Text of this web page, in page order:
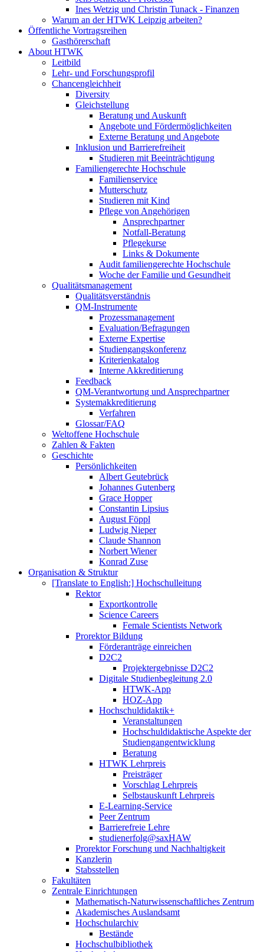
Ines Wetzig und Christin Tunack - Finanzen
Warum an der HTWK Leipzig arbeiten?
Öffentliche Vortragsreihen
Gasthörerschaft
About HTWK
Leitbild
Lehr- und Forschungsprofil
Chancengleichheit
Diversity
Gleichstellung
Beratung und Auskunft
Angebote und Fördermöglichkeiten
Externe Beratung und Angebote
Inklusion und Barrierefreiheit
Studieren mit Beeinträchtigung
Familiengerechte Hochschule
Familienservice
Mutterschutz
Studieren mit Kind
Pflege von Angehörigen
Ansprechpartner
Notfall-Beratung
Pflegekurse
Links & Dokumente
Audit familiengerechte Hochschule
Woche der Familie und Gesundheit
Qualitätsmanagement
Qualitätsverständnis
QM-Instrumente
Prozessmanagement
Evaluation/Befragungen
Externe Expertise
Studiengangskonferenz
Kriterienkatalog
Interne Akkreditierung
Feedback
QM-Verantwortung und Ansprechpartner
Systemakkreditierung
Verfahren
Glossar/FAQ
Weltoffene Hochschule
Zahlen & Fakten
Geschichte
Persönlichkeiten
Albert Geutebrück
Johannes Gutenberg
Grace Hopper
Constantin Lipsius
August Föppl
Ludwig Nieper
Claude Shannon
Norbert Wiener
Konrad Zuse
Organisation & Struktur
[Translate to English:] Hochschulleitung
Rektor
Exportkontrolle
Science Careers
Female Scientists Network
Prorektor Bildung
Förderanträge einreichen
D2C2
Projektergebnisse D2C2
Digitale Studienbegleitung 2.0
HTWK-App
HOZ-App
Hochschuldidaktik+
Veranstaltungen
Hochschuldidaktische Aspekte der
Studiengangentwicklung
Beratung
HTWK Lehrpreis
Preisträger
Vorschlag Lehrpreis
Selbstauskunft Lehrpreis
E-Learning-Service
Peer Zentrum
Barrierefreie Lehre
studienerfolg@saxHAW
Prorektor Forschung und Nachhaltigkeit
Kanzlerin
Stabsstellen
Fakultäten
Zentrale Einrichtungen
Mathematisch-Naturwissenschaftliches Zentrum
Akademisches Auslandsamt
Hochschularchiv
Bestände
Hochschulbibliothek